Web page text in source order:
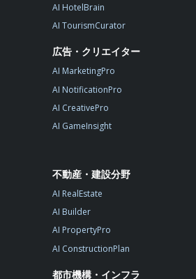
AI HotelBrain
AI TourismCurator
広告・クリエイター
AI MarketingPro
AI NotificationPro
AI CreativePro
AI GameInsight
不動産・建設分野
AI RealEstate
AI Builder
AI PropertyPro
AI ConstructionPlan
都市機構・インフラ